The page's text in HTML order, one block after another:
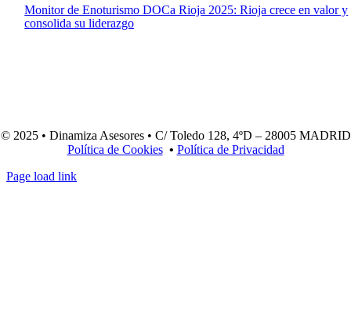
Monitor de Enoturismo DOCa Rioja 2025: Rioja crece en valor y
consolida su liderazgo
© 2025 • Dinamiza Asesores • C/ Toledo 128, 4ºD – 28005 MADRID
Política de Cookies • Política de Privacidad
Page load link